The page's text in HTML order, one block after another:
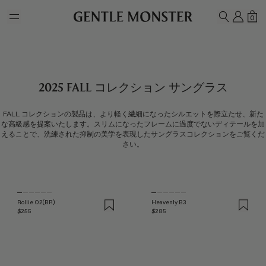
検索
マイシ
0
2025 FALL コレクション サングラス
FALL コレクションの製品は、より軽く繊細になったシルエットを際立たせ、新た
な高級感を提案いたします。スリムになったフレームに過度でないディテールを加
えることで、洗練された抑制の美学を表現したサングラスコレクションをご覧くだ
さい。
Rollie 02(BR)
$255
Heavenly B3
$285